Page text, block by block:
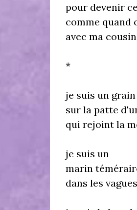
pour devenir
comme quand
avec ma
*
je suis un
sur la patte
qui rejoint la
je suis un
marin
dans les